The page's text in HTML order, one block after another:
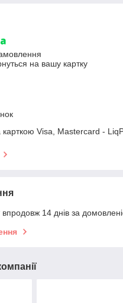
на вашу картку
Visa, Mastercard -
14 днів за